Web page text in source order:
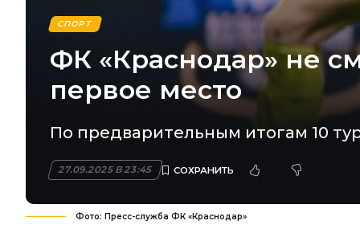
СПОРТ
ФК «Краснодар» не
первое место
По предварительным итогам 10
27.09.2025 В 23:45
Фото: Пресс-служба ФК «Краснодар»